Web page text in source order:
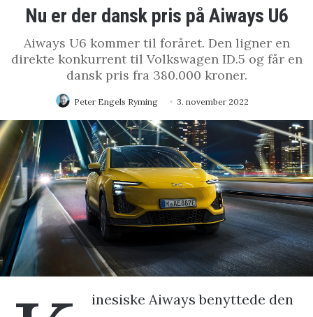
Nu er der dansk pris på Aiways U6
Aiways U6 kommer til foråret. Den ligner en
direkte konkurrent til Volkswagen ID.5 og får en
dansk pris fra 380.000 kroner.
Peter Engels Ryming 3. november 2022
inesiske Aiways benyttede den